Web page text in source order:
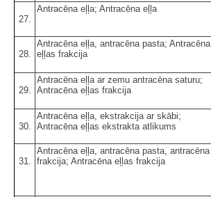
27.
Antracēna eļļa; Antracēna eļļa
28.
Antracēna eļļa, antracēna pasta; Antracēna
eļļas frakcija
29.
Antracēna eļļa ar zemu antracēna saturu;
Antracēna eļļas frakcija
30.
Antracēna eļļa, ekstrakcija ar skābi;
Antracēna eļļas ekstrakta atlikums
31.
Antracēna eļļa, antracēna pasta, antracēna
frakcija; Antracēna eļļas frakcija